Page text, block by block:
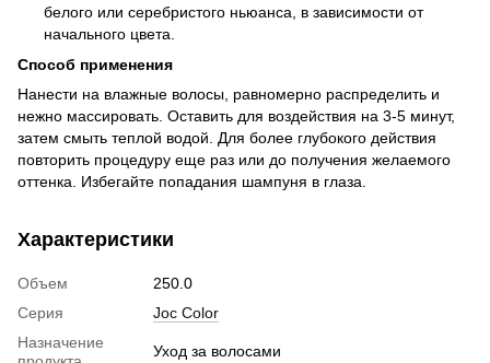
белого или серебристого ньюанса, в зависимости от
начального цвета.
Способ применения
Нанести на влажные волосы, равномерно распределить и
нежно массировать. Оставить для воздействия на 3-5 минут,
затем смыть теплой водой. Для более глубокого действия
повторить процедуру еще раз или до получения желаемого
оттенка. Избегайте попадания шампуня в глаза.
Характеристики
Объем
250.0
Серия
Joc Color
Назначение
Уход за волосами